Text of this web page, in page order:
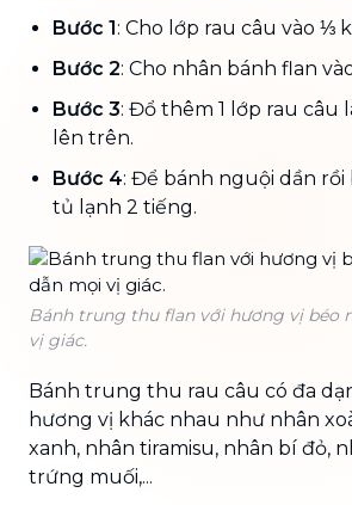
Bước 1: Cho lớp rau câu vào ⅓
Bước 2: Cho nhân bánh flan
Bước 3: Đổ thêm 1 lớp rau câu
lên trên.
Bước 4: Để bánh nguội dần
tủ lạnh 2 tiếng.
Bánh trung thu flan với hương vị béo
vị giác.
Bánh trung thu rau câu có đa
hương vị khác nhau như nhân
xanh, nhân tiramisu, nhân bí đỏ,
trứng muối,...